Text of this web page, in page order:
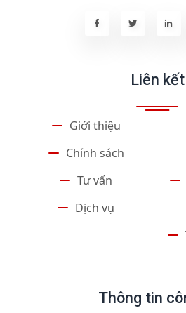
Liên kết
Giới thiệu
Chính sách
Tư vấn
Dịch vụ
Thông tin